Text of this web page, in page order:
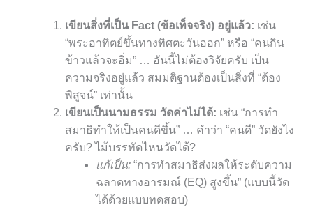
เขียนสิ่งที่เป็น Fact (ข้อเท็จจริง) อยู่แล้ว: เช่น
“พระอาทิตย์ขึ้นทางทิศตะวันออก” หรือ “คนกิน
ข้าวแล้วจะอิ่ม” … อันนี้ไม่ต้องวิจัยครับ เป็น
ความจริงอยู่แล้ว สมมติฐานต้องเป็นสิ่งที่ “ต้อง
พิสูจน์” เท่านั้น
เขียนเป็นนามธรรม วัดค่าไม่ได้: เช่น “การทำ
สมาธิทำให้เป็นคนดีขึ้น” … คำว่า “คนดี” วัดยังไง
ครับ? ไม้บรรทัดไหนวัดได้?
แก้เป็น:“การทำสมาธิส่งผลให้ระดับความ
ฉลาดทางอารมณ์ (EQ) สูงขึ้น” (แบบนี้วัด
ได้ด้วยแบบทดสอบ)